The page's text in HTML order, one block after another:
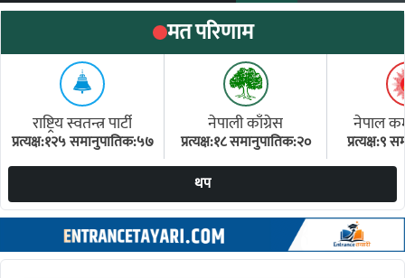
मत परिणाम
राष्ट्रिय स्वतन्त्र पार्टी
प्रत्यक्ष:१२५ समानुपातिक:५७
नेपाली काँग्रेस
प्रत्यक्ष:१८ समानुपातिक:२०
नेपाल
प्रत्यक्ष:९
थप